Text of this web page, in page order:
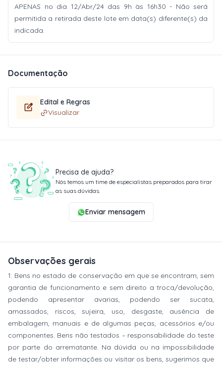
APENAS no dia 12/Abr/24 das 9h às 16h30 - Não será
permitida a retirada deste lote em data(s) diferente(s) da
indicada.
Documentação
Edital e Regras
Visualizar
Precisa de ajuda?
Nós temos um time de especialistas preparados para tirar
as suas dúvidas.
Enviar mensagem
Observações gerais
1: Bens no estado de conservação em que se encontram, sem
garantia de funcionamento e sem direito a troca/devolução,
podendo apresentar avarias, podendo ser sucata,
amassados, riscos, sujeira, uso, desgaste, ausência de
embalagem, manuais e de algumas peças, acessórios e/ou
componentes. Bens não testados – responsabilidade do teste
por parte do arrematante. Na dúvida ou na impossibilidade
de testar/obter informações ou visitar os bens, sugerimos que